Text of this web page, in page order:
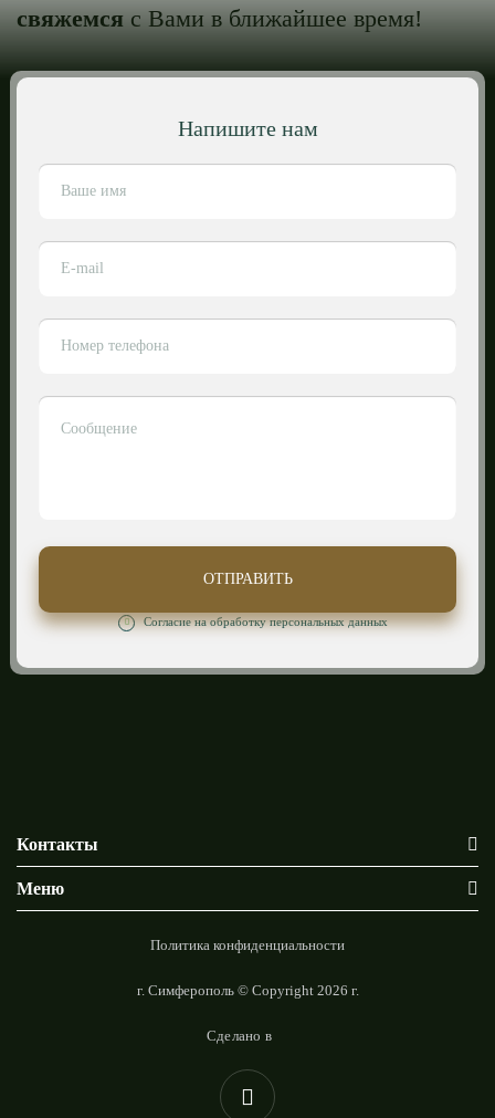
свяжемсяс Вами в ближайшее время!
Напишите нам
Согласие на обработку персональных данных
Контакты
Меню
Политика конфиденциальности
г. Симферополь © Copyright 2026 г.
Сделано в